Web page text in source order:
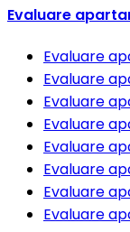
Evaluare
Evaluare
Evaluare
Evaluare
Evaluare
Evaluare
Evaluare
Evaluare
Evaluare